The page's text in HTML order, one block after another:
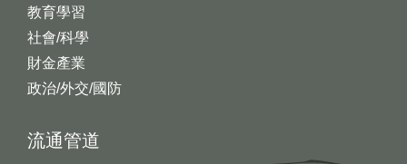
教育學習
社會/科學
財金產業
政治/外交/國防
流通管道